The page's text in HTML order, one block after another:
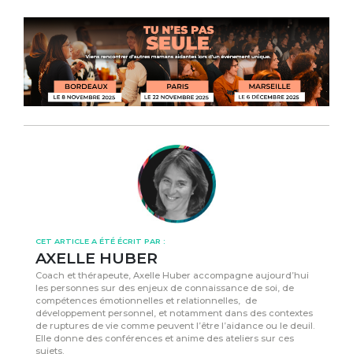
CET ARTICLE A ÉTÉ ÉCRIT PAR :
AXELLE HUBER
Coach et thérapeute, Axelle Huber accompagne aujourd’hui
les personnes sur des enjeux de connaissance de soi, de
compétences émotionnelles et relationnelles, de
développement personnel, et notamment dans des contextes
de ruptures de vie comme peuvent l’être l’aidance ou le deuil.
Elle donne des conférences et anime des ateliers sur ces
sujets.